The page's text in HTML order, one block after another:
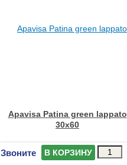
Apavisa Patina green lappato
30x60
Звоните В КОРЗИНУ